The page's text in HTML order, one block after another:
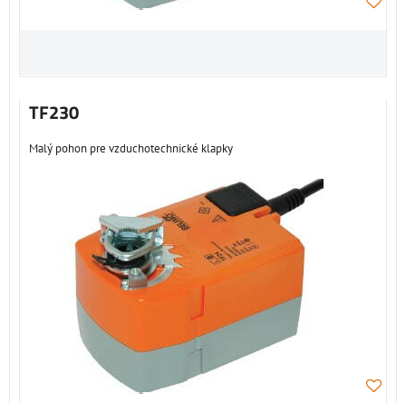
TF230
Malý pohon pre vzduchotechnické klapky